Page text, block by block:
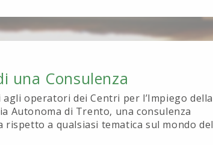
una Consulenza
agli operatori dei Centri per l’Impiego della
Autonoma di Trento, una consulenza
rispetto a qualsiasi tematica sul mondo del